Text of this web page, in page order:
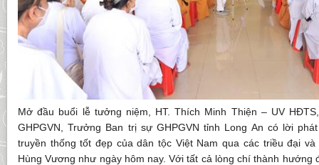
Mở đầu buổi lễ tưởng niệm, HT. Thích Minh Thiện – UV
GHPGVN, Trưởng Ban trị sự GHPGVN tỉnh Long An có lời
truyền thống tốt đẹp của dân tộc Việt Nam qua các triều đại
Hùng Vương như ngày hôm nay. Với tất cả lòng chí thành hướng